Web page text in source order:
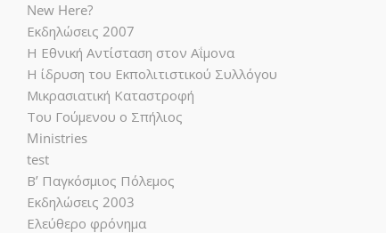
New Here?
Εκδηλώσεις 2007
Η Εθνική Αντίσταση στον Αΐμονα
Η ίδρυση του Εκπολιτιστικού Συλλόγου
Μικρασιατική Καταστροφή
Του Γούμενου ο Σπήλιος
Ministries
test
Β’ Παγκόσμιος Πόλεμος
Εκδηλώσεις 2003
Ελεύθερο φρόνημα